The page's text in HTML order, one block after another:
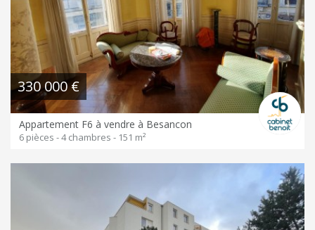
330 000 €
Appartement F6 à vendre à Besancon
6 pièces - 4 chambres - 151 m²